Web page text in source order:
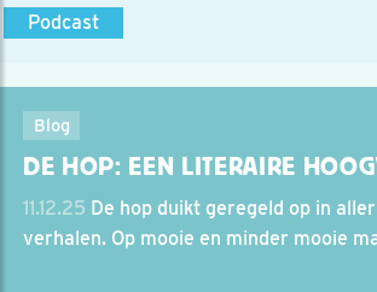
Podcast
Blog
DE HOP: EEN LITERAIRE
11.12.25 De hop duikt geregeld op in
verhalen. Op mooie en minder mooie